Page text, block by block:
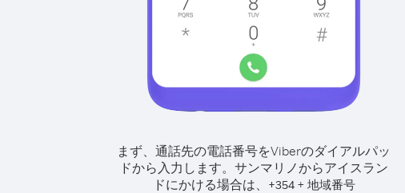
まず、通話先の電話番号をViberのダイアルパッ
ドから入力します。 サンマリノからアイスラン
ドにかける場合は、
+354+ 地域番号